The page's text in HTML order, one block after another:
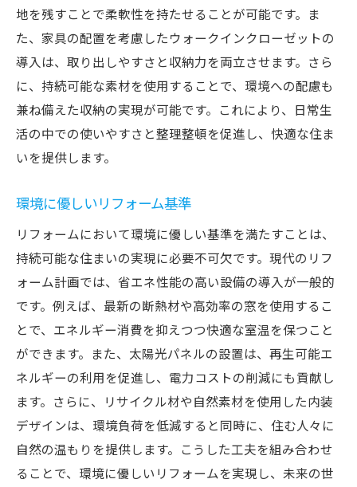
地を残すことで柔軟性を持たせることが可能です。ま
た、家具の配置を考慮したウォークインクローゼットの
導入は、取り出しやすさと収納力を両立させます。さら
に、持続可能な素材を使用することで、環境への配慮も
兼ね備えた収納の実現が可能です。これにより、日常生
活の中での使いやすさと整理整頓を促進し、快適な住ま
いを提供します。
環境に優しいリフォーム基準
リフォームにおいて環境に優しい基準を満たすことは、
持続可能な住まいの実現に必要不可欠です。現代のリフ
ォーム計画では、省エネ性能の高い設備の導入が一般的
です。例えば、最新の断熱材や高効率の窓を使用するこ
とで、エネルギー消費を抑えつつ快適な室温を保つこと
ができます。また、太陽光パネルの設置は、再生可能エ
ネルギーの利用を促進し、電力コストの削減にも貢献し
ます。さらに、リサイクル材や自然素材を使用した内装
デザインは、環境負荷を低減すると同時に、住む人々に
自然の温もりを提供します。こうした工夫を組み合わせ
ることで、環境に優しいリフォームを実現し、未来の世